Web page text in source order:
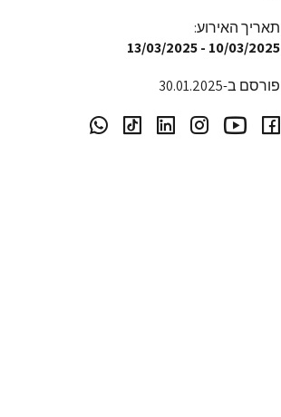
תאריך האירוע:
10/03/2025
-
13/03/2025
פורסם ב-30.01.2025